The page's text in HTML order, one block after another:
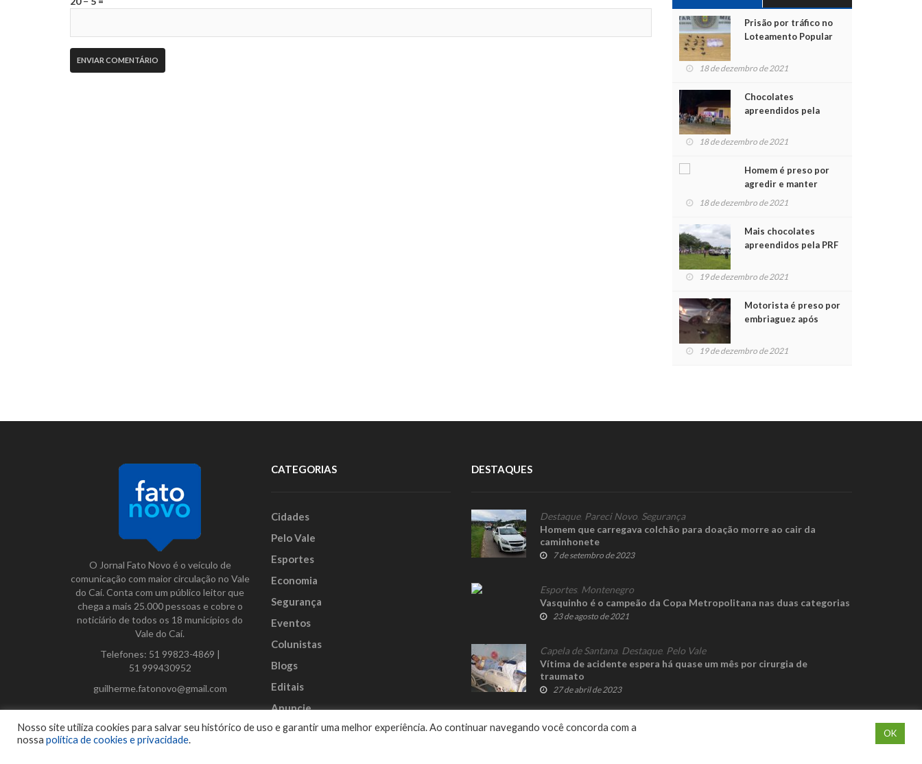
Prisão por tráfico no
Loteamento Popular
18 de dezembro de 2021
Chocolates
apreendidos pela
para crianças na
18 de dezembro de 2021
Homem é preso por
agredir e manter
mulher em cárcere
18 de dezembro de 2021
Mais chocolates
apreendidos pela PRF
crianças no Natal
19 de dezembro de 2021
Motorista é preso por
embriaguez após
feridos
19 de dezembro de 2021
O Jornal Fato Novo é o veículo de
comunicação com maior circulação no Vale
do Caí. Conta com um público leitor que
chega a mais 25.000 pessoas e cobre o
noticiário de todos os 18 municípios do
Vale do Caí.
Telefones: 51 99823-4869 |
51 999430952
guilherme.fatonovo@gmail.com
Facebook
Instagram
Twitter
CATEGORIAS
Cidades
Pelo Vale
Esportes
Economia
Segurança
Eventos
Colunistas
Blogs
Editais
Anuncie
DESTAQUES
Destaque, Pareci Novo Segurança
Homem que carregava colchão para doação morre ao cair da
caminhonete
7 de setembro de 2023
Esportes, Montenegro
Vasquinho é o campeão da Copa Metropolitana nas duas categorias
23 de agosto de 2021
Capela de Santana, Destaque, Pelo Vale
Vítima de acidente espera há quase um mês por cirurgia de
traumato
27 de abril de 2023
Nosso site utiliza cookies para salvar seu histórico de uso e garantir uma melhor experiência. Ao continuar navegando você concorda com a
nossa política de cookies e privacidade.
OK